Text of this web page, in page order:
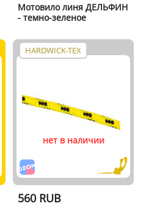
Мотовило линя ДЕЛЬФИН
- темно-зеленое
HARDWICK-TEX
нет в наличии
560 RUB